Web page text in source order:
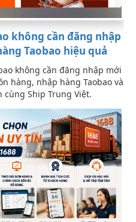
không cần đăng nhập
Taobao hiệu quả
không cần đăng nhập mới
hàng, nhập hàng Taobao và
cùng Ship Trung Việt.